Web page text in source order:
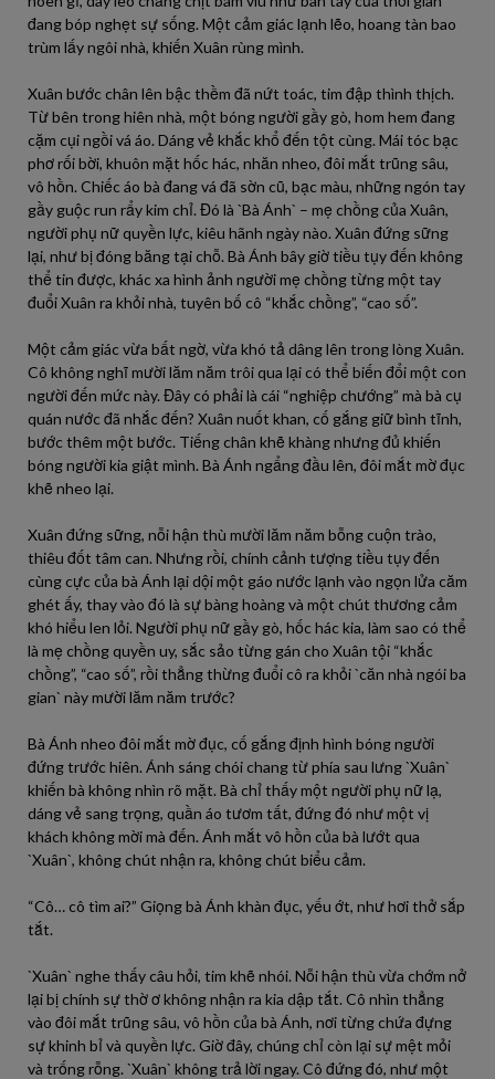
đang bóp nghẹt sự sống. Một cảm giác lạnh lẽo, hoang tàn bao
trùm lấy ngôi nhà, khiến Xuân rùng mình.
Xuân bước chân lên bậc thềm đã nứt toác, tim đập thình thịch.
Từ bên trong hiên nhà, một bóng người gầy gò, hom hem đang
cặm cụi ngồi vá áo. Dáng vẻ khắc khổ đến tột cùng. Mái tóc bạc
phơ rối bời, khuôn mặt hốc hác, nhăn nheo, đôi mắt trũng sâu,
vô hồn. Chiếc áo bà đang vá đã sờn cũ, bạc màu, những ngón tay
gầy guộc run rẩy kim chỉ. Đó là `Bà Ánh` – mẹ chồng của Xuân,
người phụ nữ quyền lực, kiêu hãnh ngày nào. Xuân đứng sững
lại, như bị đóng băng tại chỗ. Bà Ánh bây giờ tiều tụy đến không
thể tin được, khác xa hình ảnh người mẹ chồng từng một tay
đuổi Xuân ra khỏi nhà, tuyên bố cô “khắc chồng”, “cao số”.
Một cảm giác vừa bất ngờ, vừa khó tả dâng lên trong lòng Xuân.
Cô không nghĩ mười lăm năm trôi qua lại có thể biến đổi một con
người đến mức này. Đây có phải là cái “nghiệp chướng” mà bà cụ
quán nước đã nhắc đến? Xuân nuốt khan, cố gắng giữ bình tĩnh,
bước thêm một bước. Tiếng chân khẽ khàng nhưng đủ khiến
bóng người kia giật mình. Bà Ánh ngẩng đầu lên, đôi mắt mờ đục
khẽ nheo lại.
Xuân đứng sững, nỗi hận thù mười lăm năm bỗng cuộn trào,
thiêu đốt tâm can. Nhưng rồi, chính cảnh tượng tiều tụy đến
cùng cực của bà Ánh lại dội một gáo nước lạnh vào ngọn lửa căm
ghét ấy, thay vào đó là sự bàng hoàng và một chút thương cảm
khó hiểu len lỏi. Người phụ nữ gầy gò, hốc hác kia, làm sao có thể
là mẹ chồng quyền uy, sắc sảo từng gán cho Xuân tội “khắc
chồng”, “cao số”, rồi thẳng thừng đuổi cô ra khỏi `căn nhà ngói ba
gian` này mười lăm năm trước?
Bà Ánh nheo đôi mắt mờ đục, cố gắng định hình bóng người
đứng trước hiên. Ánh sáng chói chang từ phía sau lưng `Xuân`
khiến bà không nhìn rõ mặt. Bà chỉ thấy một người phụ nữ lạ,
dáng vẻ sang trọng, quần áo tươm tất, đứng đó như một vị
khách không mời mà đến. Ánh mắt vô hồn của bà lướt qua
`Xuân`, không chút nhận ra, không chút biểu cảm.
“Cô… cô tìm ai?” Giọng bà Ánh khàn đục, yếu ớt, như hơi thở sắp
tắt.
`Xuân` nghe thấy câu hỏi, tim khẽ nhói. Nỗi hận thù vừa chớm nở
lại bị chính sự thờ ơ không nhận ra kia dập tắt. Cô nhìn thẳng
vào đôi mắt trũng sâu, vô hồn của bà Ánh, nơi từng chứa đựng
sự khinh bỉ và quyền lực. Giờ đây, chúng chỉ còn lại sự mệt mỏi
và trống rỗng. `Xuân` không trả lời ngay. Cô đứng đó, như một